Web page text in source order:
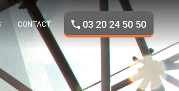
NOS BIENS ACTUALITES
CONTACT 03 20 24 50 50